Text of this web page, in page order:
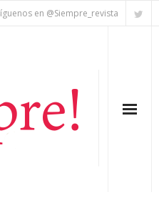
en @Siempre_revista